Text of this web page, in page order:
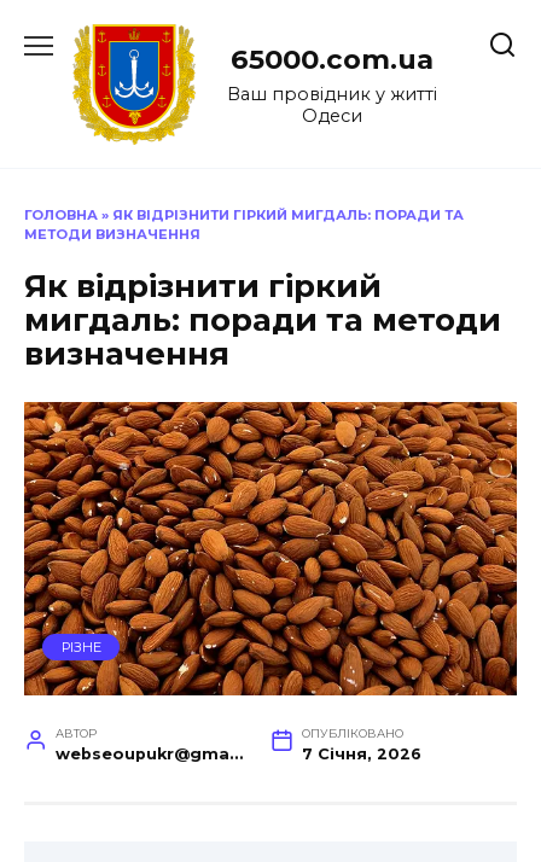
до
65000.com.ua
Ваш провідник у житті
Одеси
ГОЛОВНА » ЯК ВІДРІЗНИТИ ГІРКИЙ МИГДАЛЬ: ПОРАДИ ТА
МЕТОДИ ВИЗНАЧЕННЯ
Як відрізнити гіркий
мигдаль: поради та методи
визначення
РІЗНЕ
АВТОР
webseoupukr@gmail.com
ОПУБЛІКОВАНО
7 Січня, 2026